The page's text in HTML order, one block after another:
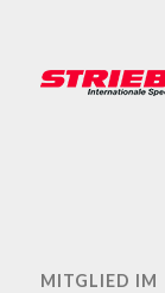
MITGLIED IM